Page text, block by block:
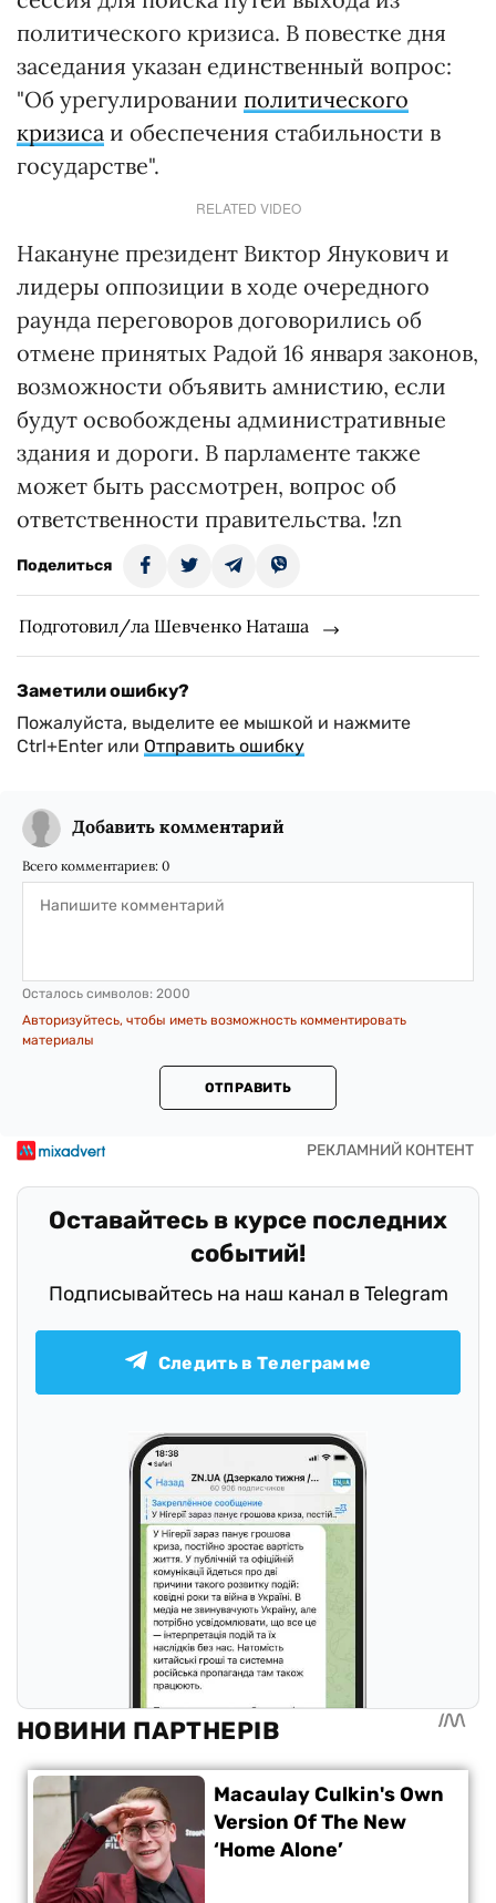
политического кризиса. В повестке дня
заседания указан единственный вопрос:
"Об урегулировании политического
кризиса и обеспечения стабильности в
государстве".
RELATED VIDEO
Накануне президент Виктор Янукович и
лидеры оппозиции в ходе очередного
раунда переговоров договорились об
отмене принятых Радой 16 января законов,
возможности объявить амнистию, если
будут освобождены административные
здания и дороги. В парламенте также
может быть рассмотрен, вопрос об
ответственности правительства. !zn
Поделиться
Подготовил/ла Шевченко Наташа
Заметили ошибку?
Пожалуйста, выделите ее мышкой и нажмите
Ctrl+Enter или Отправить ошибку
Добавить комментарий
Всего комментариев: 0
Осталось символов: 2000
Авторизуйтесь, чтобы иметь возможность комментировать
материалы
ОТПРАВИТЬ
Оставайтесь в курсе последних
событий!
Подписывайтесь на наш канал в Telegram
Следить в Телеграмме